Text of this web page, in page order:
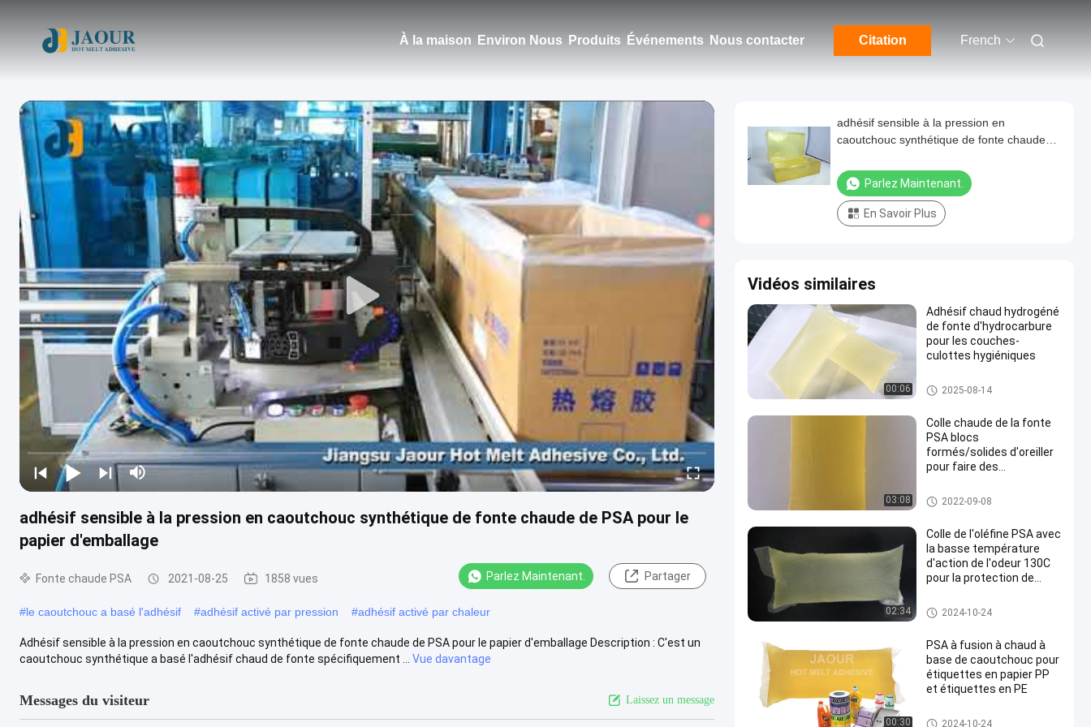
À la maison Environ Nous Produits Événements Nous contacter Citation French
adhésif sensible à la pression en caoutchouc synthétique de fonte chaude de PSA pour le
papier d'emballage
Fonte chaude PSA 2021-08-25 1858 vues Parlez Maintenant. Partager
#le caoutchouc a basé l'adhésif #adhésif activé par pression #adhésif activé par chaleur
Adhésif sensible à la pression en caoutchouc synthétique de fonte chaude de PSA pour le papier d'emballage Description : C'est un
caoutchouc synthétique a basé l'adhésif chaud de fonte spécifiquement ...
Vue davantage
Messages du visiteur Laissez un message
adhésif sensible à la pression en
caoutchouc synthétique de fonte chaude
Parlez Maintenant.
En Savoir Plus
Vidéos similaires
00:06
Adhésif chaud hydrogéné
de fonte d'hydrocarbure
pour les couches-
culottes hygiéniques
adhésif chaud de fonte
2025-08-14
03:08
Colle chaude de la fonte
PSA blocs
formés/solides d'oreiller
pour faire des
BOPP pp
Fonte chaude PSA
2022-09-08
02:34
Colle de l'oléfine PSA avec
la basse température
d'action de l'odeur 130C
pour la protection de
Fonte chaude PSA
2024-10-24
00:30
PSA à fusion à chaud à
base de caoutchouc pour
étiquettes en papier PP
et étiquettes en PE
Fonte chaude PSA
2024-10-24